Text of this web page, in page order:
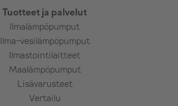
Tuotteet ja palvelut
Ilmalämpöpumput
Ilma-vesilämpöpumput
Ilmastointilaitteet
Maalämpöpumput
Lisävarusteet
Vertailu